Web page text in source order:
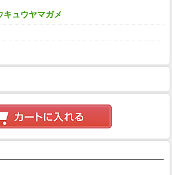
キュウヤマガメ